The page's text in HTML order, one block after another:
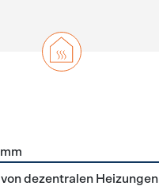
Heizung
dezentralen Heizungen